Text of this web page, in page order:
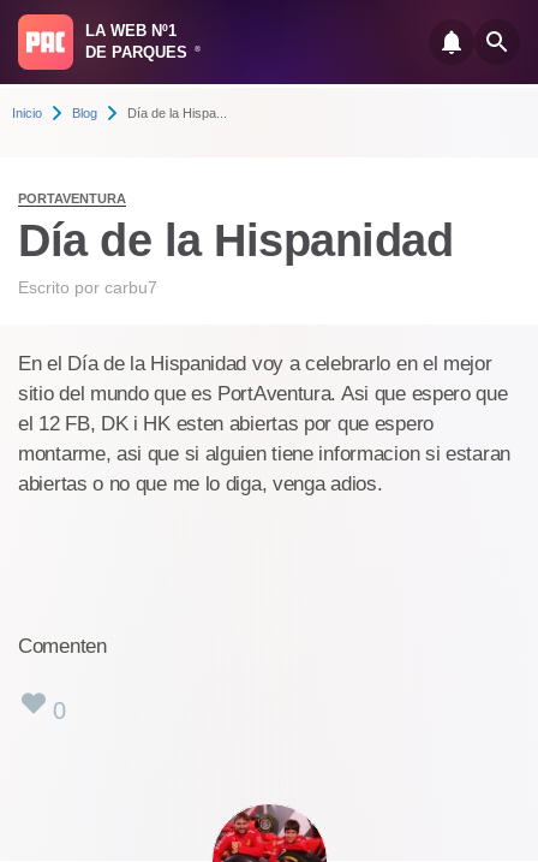
LA WEB Nº1
DE PARQUES
®
Inicio Blog Día de la Hispa...
PORTAVENTURA
Día de la Hispanidad
Escrito por carbu7
En el Día de la Hispanidad voy a celebrarlo en el mejor
sitio del mundo que es PortAventura. Asi que espero que
el 12 FB, DK i HK esten abiertas por que espero
montarme, asi que si alguien tiene informacion si estaran
abiertas o no que me lo diga, venga adios.
Comenten
0